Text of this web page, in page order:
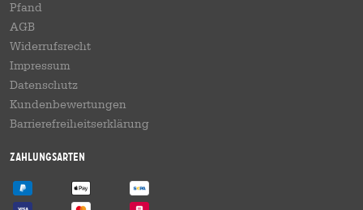
Pfand
AGB
Widerrufsrecht
Impressum
Datenschutz
Kundenbewertungen
Barrierefreiheitserklärung
Zahlungsarten